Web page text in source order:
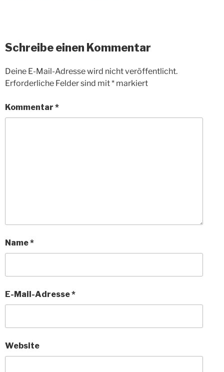
Schreibe einen Kommentar
Deine E-Mail-Adresse wird nicht veröffentlicht.
Erforderliche Felder sind mit* markiert
Kommentar *
Name*
E-Mail-Adresse*
Website